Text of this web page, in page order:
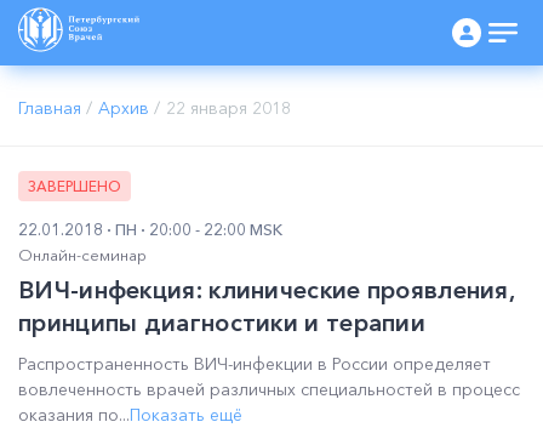
Главная / Архив / 22 января 2018
ЗАВЕРШЕНО
22.01.2018 ПН
20:00 - 22:00 MSK
Онлайн-семинар
ВИЧ-инфекция: клинические проявления,
принципы диагностики и терапии
Распространенность ВИЧ-инфекции в России определяет
вовлеченность врачей различных специальностей в процесс
оказания по...Показать ещё